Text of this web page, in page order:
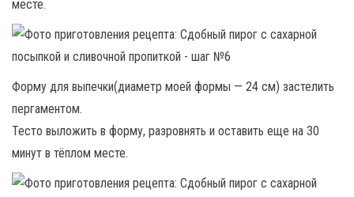
месте.
Форму для выпечки(диаметр моей формы — 24 см) застелить
пергаментом.
Тесто выложить в форму, разровнять и оставить еще на 30
минут в тёплом месте.